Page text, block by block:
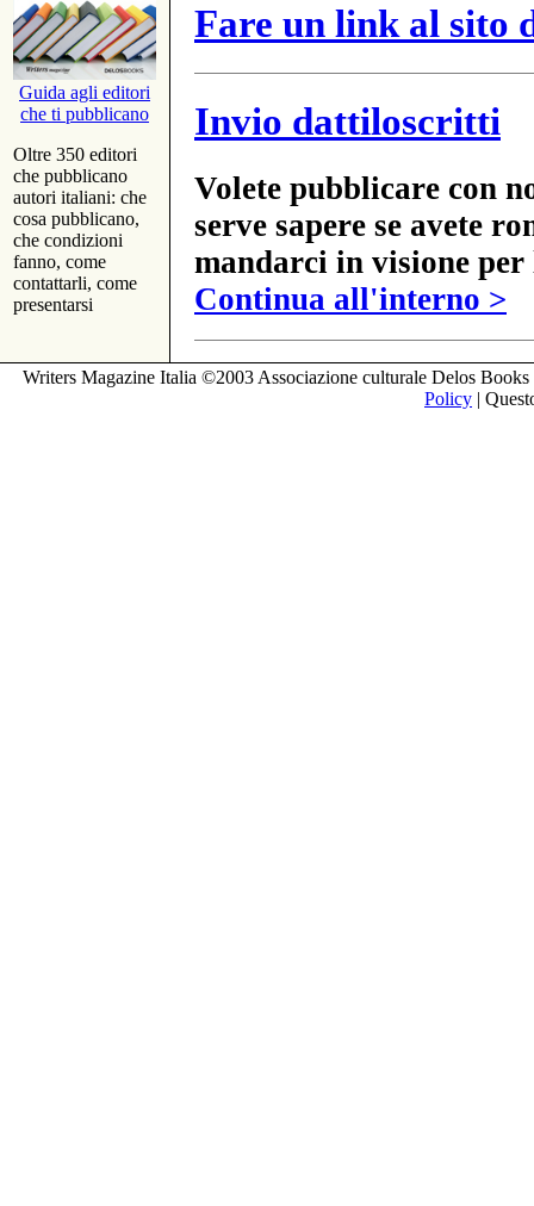
Guida agli editori
che ti pubblicano
Oltre 350 editori
che pubblicano
autori italiani: che
cosa pubblicano,
che condizioni
fanno, come
contattarli, come
presentarsi
Fare un link al sito
Invio dattiloscritti
Volete pubblicare con
serve sapere se avete
mandarci in visione
Continua all'interno >
Writers Magazine Italia ©2003 Associazione culturale Delos
Policy |